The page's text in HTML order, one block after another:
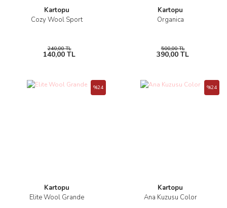
Kartopu
Cozy Wool Sport
240,00 TL
140,00 TL
Kartopu
Organica
500,00 TL
390,00 TL
Kartopu
Elite Wool Grande
%24
Kartopu
Ana Kuzusu Color
%24